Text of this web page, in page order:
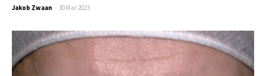
Jakob Zwaan - 30 Mar 2023